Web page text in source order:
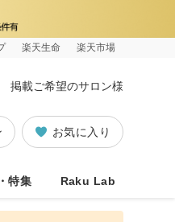
楽天生命 楽天市場
掲載ご希望のサロン様
お気に入り
特集 Raku Lab